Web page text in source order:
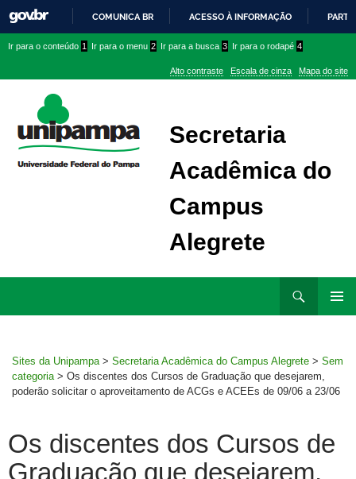
PARA
CONTEÚDO
COMUNICA BR ACESSO À INFORMAÇÃO
conteúdo
menu
superior
menu
Ir para o conteúdo 1 Ir para o menu 2 Ir para a busca 3 Ir para o rodapé 4
Alto contraste Escala de cinza Mapa do site
Secretaria
Acadêmica do
Campus
Alegrete
Sites da Unipampa > Secretaria Acadêmica do Campus Alegrete > Sem
categoria > Os discentes dos Cursos de Graduação que desejarem,
poderão solicitar o aproveitamento de ACGs e ACEEs de 09/06 a 23/06
Os discentes dos Cursos de
Graduação que desejarem,